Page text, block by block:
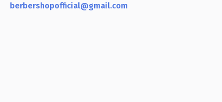
berbershopofficial@gmail.com